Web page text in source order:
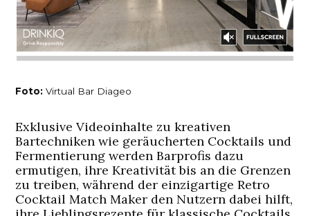
Foto: Virtual Bar Diageo
Exklusive Videoinhalte zu kreativen
Bartechniken wie geräucherten Cocktails und
Fermentierung werden Barprofis dazu
ermutigen, ihre Kreativität bis an die Grenzen
zu treiben, während der einzigartige Retro
Cocktail Match Maker den Nutzern dabei hilft,